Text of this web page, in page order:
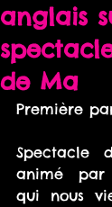
anglais
de Ma
Première
Spectacle
animé par
qui nous